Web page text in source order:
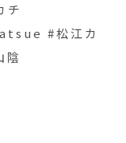
チ
#松江カ
陰